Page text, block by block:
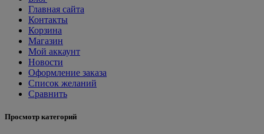
Главная сайта
Контакты
Корзина
Магазин
Мой аккаунт
Новости
Оформление заказа
Список желаний
Сравнить
Просмотр категорий